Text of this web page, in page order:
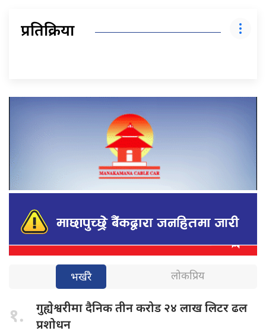
प्रतिक्रिया
भर्खरै लोकप्रिय
१. गुह्येश्वरीमा दैनिकतीन करोड २४ लाख लिटर ढल
प्रशोधन